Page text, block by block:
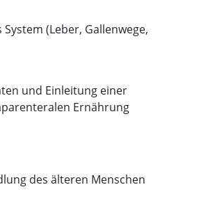
(Leber, Gallenwege,
und Einleitung einer
Ernährung
des älteren Menschen